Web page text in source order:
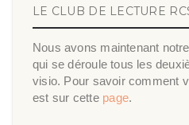
LE CLUB DE LECTURE
Nous avons maintenant
qui se déroule tous les
visio. Pour savoir comment
est sur cette page.